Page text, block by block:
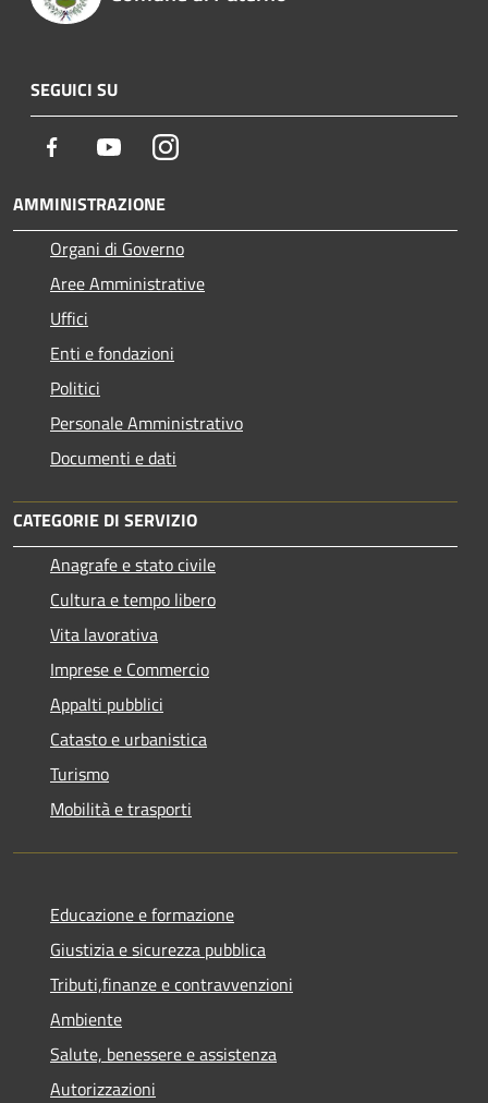
SEGUICI SU
Facebook YoutubeInstagram
AMMINISTRAZIONE
Organi di Governo
Aree Amministrative
Uffici
Enti e fondazioni
Politici
Personale Amministrativo
Documenti e dati
CATEGORIE DI SERVIZIO
Anagrafe e stato civile
Cultura e tempo libero
Vita lavorativa
Imprese e Commercio
Appalti pubblici
Catasto e urbanistica
Turismo
Mobilità e trasporti
Educazione e formazione
Giustizia e sicurezza pubblica
Tributi,finanze e contravvenzioni
Ambiente
Salute, benessere e assistenza
Autorizzazioni